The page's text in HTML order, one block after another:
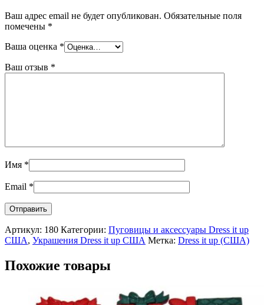
Ваш адрес email не будет опубликован. Обязательные поля
помечены *
Ваша оценка *
Ваш отзыв *
Имя *
Email *
Артикул: 180 Категории: Пуговицы и аксессуары Dress it up
США, Украшения Dress it up США Метка: Dress it up (США)
Похожие товары